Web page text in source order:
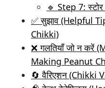
🔹 Step 7:
✅ सुझाव (Helpful
Chikki)
❌ गलतियाँ जो न
Making Peanut
🔄 वैरिएशन (Chikki